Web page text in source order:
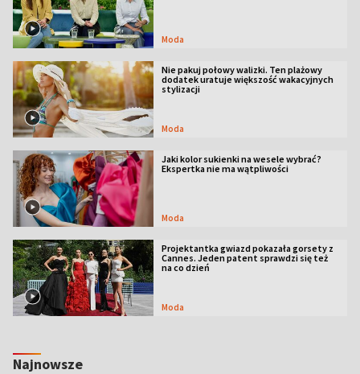
Moda
Nie pakuj połowy walizki. Ten plażowy
dodatek uratuje większość wakacyjnych
stylizacji
Moda
Jaki kolor sukienki na wesele wybrać?
Ekspertka nie ma wątpliwości
Moda
Projektantka gwiazd pokazała gorsety z
Cannes. Jeden patent sprawdzi się też
na co dzień
Moda
Najnowsze